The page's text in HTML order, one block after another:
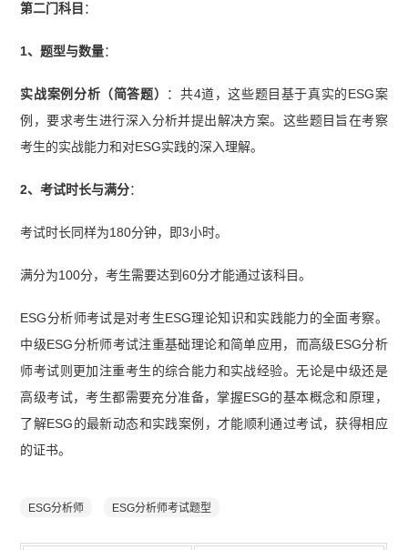
第二门科目 ：
1、题型与数量：
实战案例分析（简答题）
：共4道，这些题目基于真实的ESG案
例，要求考生进行深入分析并提出解决方案。这些题目旨在考察
考生的实战能力和对ESG实践的深入理解。
2、考试时长与满分：
考试时长同样为180分钟，即3小时。
满分为100分，考生需要达到60分才能通过该科目。
ESG分析师考试是对考生ESG理论知识和实践能力的全面考察。
中级ESG分析师考试注重基础理论和简单应用，而高级ESG分析
师考试则更加注重考生的综合能力和实战经验。无论是中级还是
高级考试，考生都需要充分准备，掌握ESG的基本概念和原理，
了解ESG的最新动态和实践案例，才能顺利通过考试，获得相应
的证书。
ESG分析师 ESG分析师考试题型